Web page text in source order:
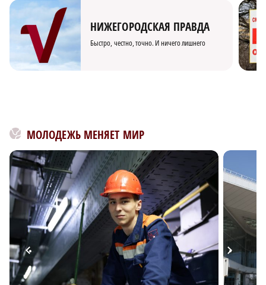
НИЖЕГОРОДСКАЯ ПРАВДА
Быстро, честно, точно. И ничего лишнего
МОЛОДЕЖЬ МЕНЯЕТ МИР